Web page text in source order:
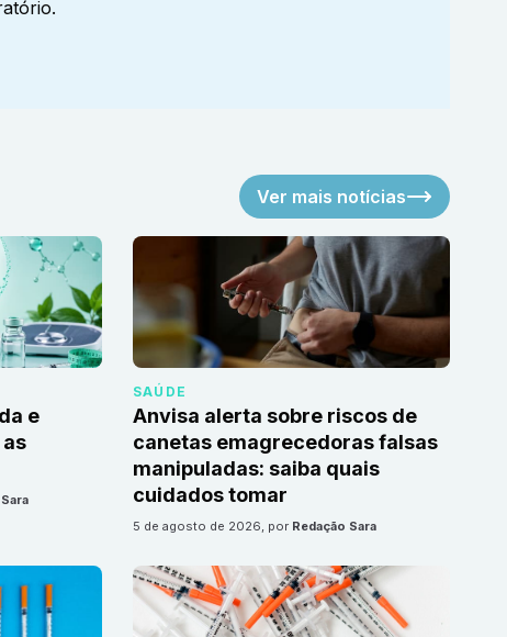
Ver mais notícias
e
SAÚDE
Anvisa alerta sobre riscos de
canetas emagrecedoras falsas
manipuladas: saiba quais
cuidados tomar
5 de agosto de 2026, por Redação Sara